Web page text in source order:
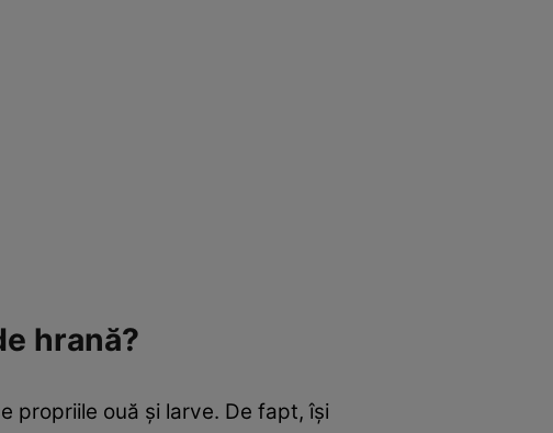
hrană?
propriile ouă şi larve. De fapt, îşi